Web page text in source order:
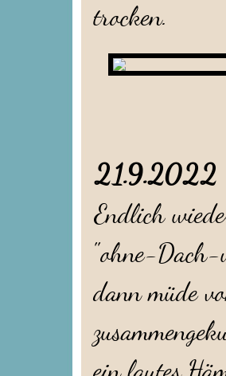
trocken.
Endlich
"ohne-Dach-
dann müde